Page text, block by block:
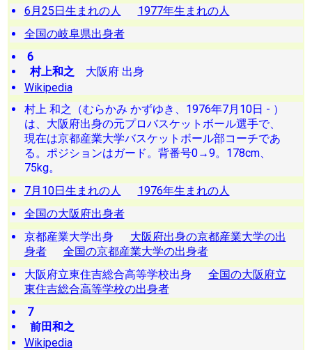
6月25日生まれの人
1977年生まれの人
全国の岐阜県出身者
6
村上和之 大阪府 出身
Wikipedia
村上 和之（むらかみ かずゆき、1976年7月10日 - ）
は、大阪府出身の元プロバスケットボール選手で、
現在は京都産業大学バスケットボール部コーチであ
る。ポジションはガード。背番号0→9。178cm、
75kg。
7月10日生まれの人
1976年生まれの人
全国の大阪府出身者
京都産業大学出身 大阪府出身の京都産業大学の出
身者
全国の京都産業大学の出身者
大阪府立東住吉総合高等学校出身 全国の大阪府立
東住吉総合高等学校の出身者
7
前田和之
Wikipedia